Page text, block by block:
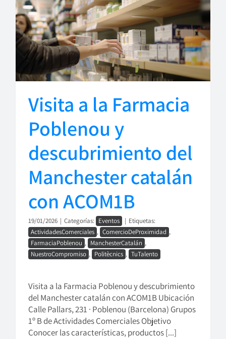
Visita a la Farmacia
Poblenou y
descubrimiento del
Manchester catalán
con ACOM1B
19/01/2026 | Categorías: Eventos | Etiquetas:
ActividadesComerciales , ComercioDeProximidad ,
FarmaciaPoblenou , ManchesterCatalán ,
NuestroCompromiso , Politècnics , TuTalento
Visita a la Farmacia Poblenou y descubrimiento
del Manchester catalán con ACOM1B Ubicación
Calle Pallars, 231 · Poblenou (Barcelona) Grupos
1º B de Actividades Comerciales Objetivo
Conocer las características, productos [...]